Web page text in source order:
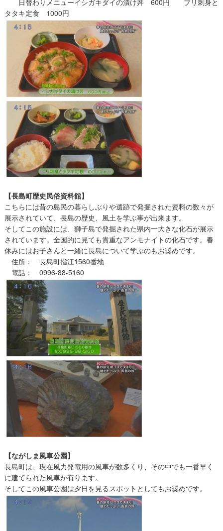
日替わりメニューイシガキダイの漬け丼 600円 ブリ刺身と
タタキ定食 1000円
【長島町歴史民俗資料館】
こちらには昔の島民の暮らしぶりや遺跡で発掘された資料の数々が
展示されていて、長島の歴史、風土を学ぶ事が出来ます。
そしてこの施設には、獅子島で発掘された県内一大きな化石が展示
されています。全国的に見ても貴重なアンモナイトの化石です。春
休みにはお子さんと一緒に長島について学ぶのもお奨めです。
住所： 長島町指江1560番地
電話： 0996-88-5160
【ながしま風車公園】
長島町は、現在風力発電用の風車が数多くり、その中でも一番早く
に建てられた風車が有ります。
そしてこの風車公園は夕日を見るスポットとしてもお奨めです。